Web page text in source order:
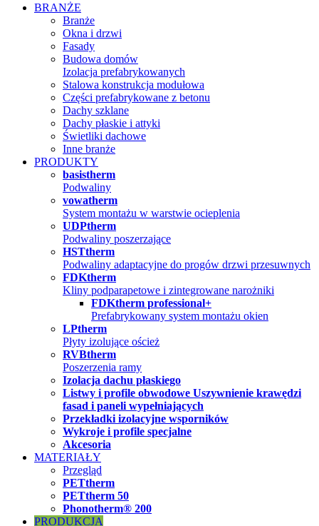
BRANŻE
Branże
Okna i drzwi
Fasady
Budowa domów
Izolacja prefabrykowanych
Stalowa konstrukcja modułowa
Części prefabrykowane z betonu
Dachy szklane
Dachy płaskie i attyki
Świetliki dachowe
Inne branże
PRODUKTY
basistherm
Podwaliny
vowatherm
System montażu w warstwie ocieplenia
UDPtherm
Podwaliny poszerzające
HSTtherm
Podwaliny adaptacyjne do progów drzwi przesuwnych
FDKtherm
Kliny podparapetowe i zintegrowane narożniki
FDKtherm professional+
Prefabrykowany system montażu okien
LPtherm
Płyty izolujące oścież
RVBtherm
Poszerzenia ramy
Izolacja dachu płaskiego
Listwy i profile obwodowe Uszywnienie krawędzi
fasad i paneli wypełniających
Przekładki izolacyjne wsporników
Wykroje i profile specjalne
Akcesoria
MATERIAŁY
Przegląd
PETtherm
PETtherm 50
Phonotherm® 200
PRODUKCJA